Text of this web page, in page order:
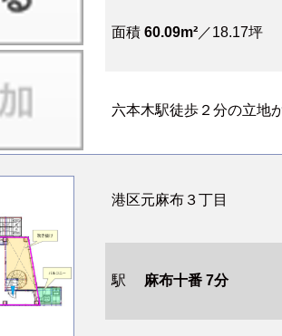
面積 60.09m²／18.17坪
六本木駅徒歩２分の立地
港区元麻布３丁目
駅 麻布十番 7分